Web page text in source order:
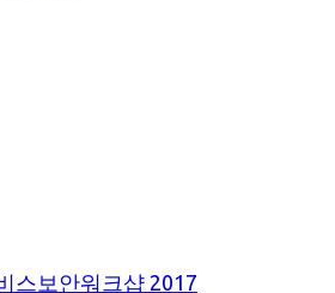
스보안워크샵 2017